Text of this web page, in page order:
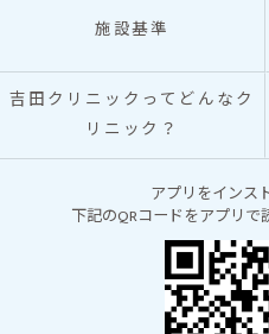
施設基準
吉田クリニックってどんなク
リニック？
アプリをインス
下記のQRコードをアプリで